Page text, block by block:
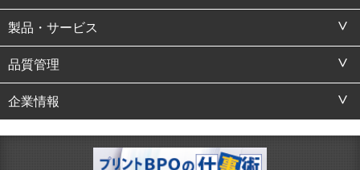
製品・サービス
品質管理
企業情報